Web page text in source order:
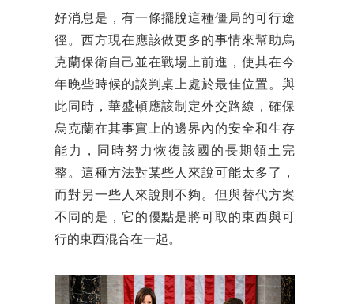
好消息是，有一條擺脫這種僵局的可行途
徑。西方現在應該做更多的事情來幫助烏
克蘭保衛自己並在戰場上前進，使其在今
年晚些時候的談判桌上處於最佳位置。與
此同時，華盛頓應該制定外交路線，確保
烏克蘭在其事實上的邊界內的安全和生存
能力，同時努力恢復該國的長期領土完
整。這種方法對某些人來說可能太多了，
而對另一些人來說則不夠。但與替代方案
不同的是，它的優點是將可取的東西與可
行的東西混合在一起。